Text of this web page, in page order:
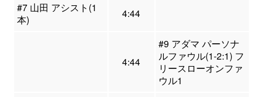
#7 山田 アシスト(1
本)
4:44
4:44
#9 アダマ パーソナ
ルファウル(1-2:1) フ
リースローオンファ
ウル1